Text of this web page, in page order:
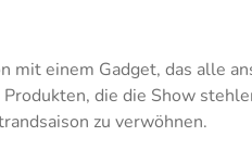
mit einem Gadget, das
die die Show
zu verwöhnen.